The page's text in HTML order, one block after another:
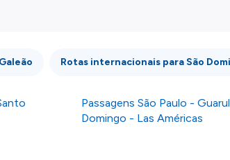
Rotas internacionais para São
Passagens São Paulo -
Domingo - Las Américas